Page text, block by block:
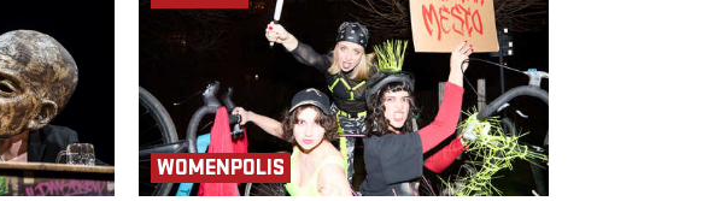
WOMENPOLIS